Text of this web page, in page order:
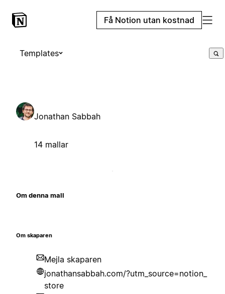
Få Notion utan kostnad
Templates
Jonathan Sabbah
14 mallar
Om denna mall
Om skaparen
Mejla skaparen
jonathansabbah.com/?utm_source=notion_
store